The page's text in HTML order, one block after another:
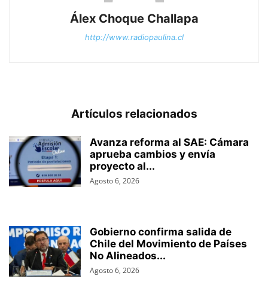
Álex Choque Challapa
http://www.radiopaulina.cl
Artículos relacionados
Avanza reforma al SAE: Cámara
aprueba cambios y envía
proyecto al...
Agosto 6, 2026
Gobierno confirma salida de
Chile del Movimiento de Países
No Alineados...
Agosto 6, 2026